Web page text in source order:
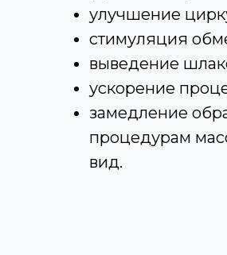
улучшение
стимуляция
выведение
ускорение
замедление
процедурам
вид.